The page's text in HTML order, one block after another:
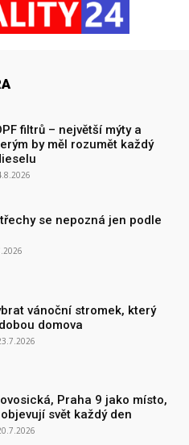
filtrů – největší mýty a
by měl rozumět každý
se nepozná jen podle
vánoční stromek, který
domova
Praha 9 jako místo,
svět každý den